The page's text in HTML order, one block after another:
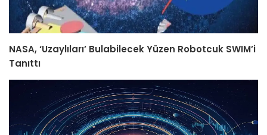
NASA, ‘Uzaylıları’ Bulabilecek Yüzen Robotcuk SWIM’i
Tanıttı